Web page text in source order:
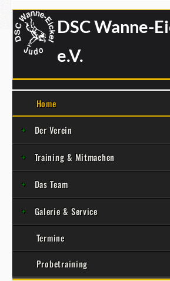
DSC Wanne-
e.V.
Home
Der Verein
Training & Mitmachen
Das Team
Galerie & Service
Termine
Probetraining